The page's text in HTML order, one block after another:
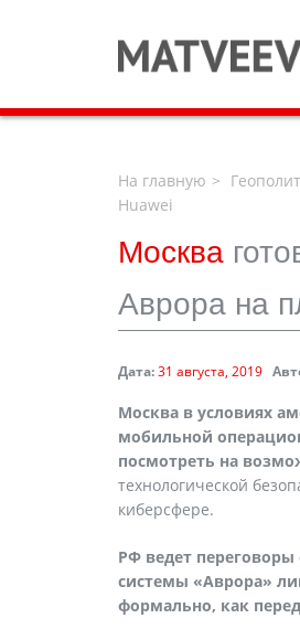
На главную
Huawei
Москва
Аврора на
Дата:31 августа, 2019
Москва в условиях
мобильной
посмотреть на
технологической
киберсфере.
РФ ведет
системы «Аврора»
формально, как